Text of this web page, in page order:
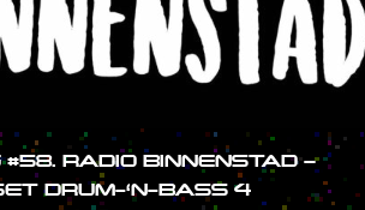
RADIO BINNENSTAD –
DRUM-‘N-BASS 4